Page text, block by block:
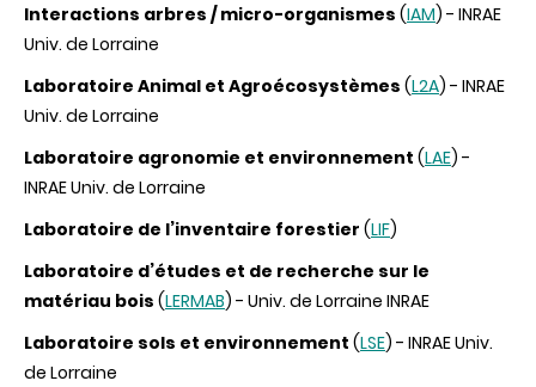
Interactions arbres / micro-organismes (IAM) - INRAE
Univ. de Lorraine
Laboratoire Animal et Agroécosystèmes (L2A) - INRAE
Univ. de Lorraine
Laboratoire agronomie et environnement (LAE) -
INRAE Univ. de Lorraine
Laboratoire de l’inventaire forestier (LIF)
Laboratoire d’études et de recherche sur le
matériau bois (LERMAB) - Univ. de Lorraine INRAE
Laboratoire sols et environnement (LSE) - INRAE Univ.
de Lorraine